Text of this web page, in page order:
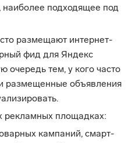
наиболее подходящее под
размещают интернет-
фид для Яндекс
очередь тем, у кого часто
размещенные объявления
рекламных площадках:
кампаний, смарт-